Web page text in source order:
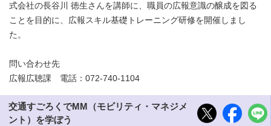
式会社の長谷川 徳生さんを講師に、職員の広報意識の醸成を図る
ことを目的に、広報スキル基礎トレーニング研修を開催しまし
た。
問い合わせ先
広報広聴課 電話：072-740-1104
交通すごろくでMM（モビリティ・マネジメ
ント）を学ぼう